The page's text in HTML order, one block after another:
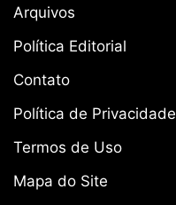
Arquivos
Política Editorial
Contato
Política de Privacidade
Termos de Uso
Mapa do Site